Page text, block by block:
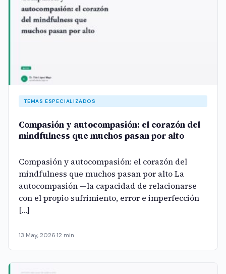
TEMAS ESPECIALIZADOS
Compasión y autocompasión: el corazón del
mindfulness que muchos pasan por alto
Compasión y autocompasión: el corazón del
mindfulness que muchos pasan por alto La
autocompasión —la capacidad de relacionarse
con el propio sufrimiento, error e imperfección
[…]
13 May, 202612 min